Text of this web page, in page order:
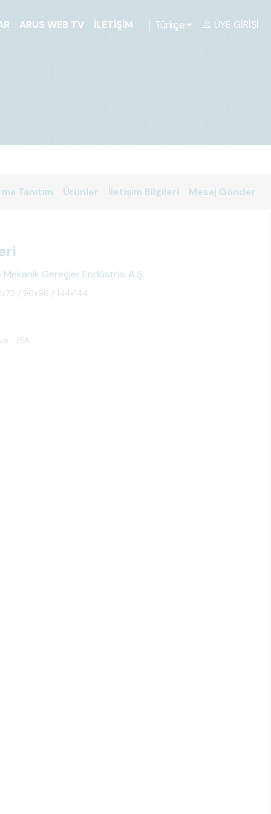
ARUS WEB TV İLETIŞIM Türkçe ÜYE GIRIŞI
Tanıtım Ürünler İletişim Bilgileri Mesaj Gönder
Mekanik Gereçler Endüstrisi A.Ş.
/ 96x96 / 144x144
.../5A